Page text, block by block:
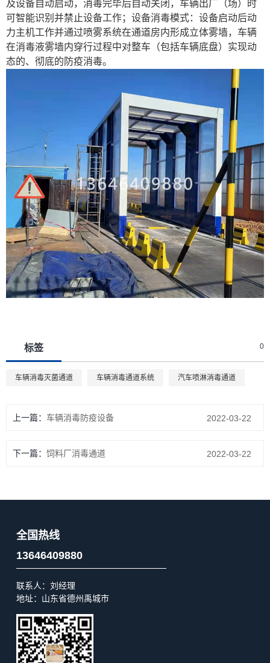
及设备自动启动，消毒完毕后自动关闭，车辆出厂（场）时
可智能识别并禁止设备工作；设备消毒模式：设备启动后动
力主机工作并通过喷雾系统在通道房内形成立体雾墙，车辆
在消毒液雾墙内穿行过程中对整车（包括车辆底盘）实现动
态的、彻底的防疫消毒。
标签 0
车辆消毒灭菌通道 车辆消毒通道系统 汽车喷淋消毒通道
上一篇： 车辆消毒防疫设备 2022-03-22
下一篇： 饲料厂消毒通道 2022-03-22
全国热线
13646409880
联系人：刘经理
地址：山东省德州禹城市